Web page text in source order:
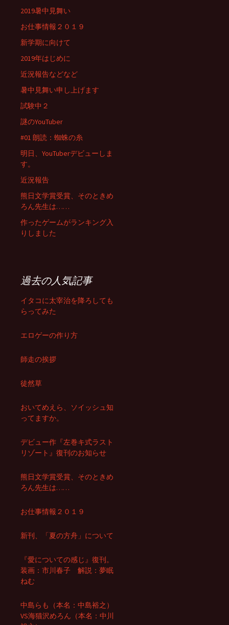
2019暑中見舞い
お仕事情報２０１９
新学期に向けて
2019年はじめに
近況報告などなど
暑中見舞い申し上げます
試験中２
謎のYouTuber
#01 朗読：蜘蛛の糸
明日、YouTuberデビューしま
す。
近況報告
熊日文学賞受賞、そのときめ
ろん先生は……
作ったゲームがランキング入
りしました
過去の人気記事
イタコに太宰治を降ろしても
らってみた
エロゲーの作り方
師走の挨拶
徒然草
おいてめえら、ソイッシュ知
ってますか。
デビュー作『左巻キ式ラスト
リゾート』復刊のお知らせ
熊日文学賞受賞、そのときめ
ろん先生は……
お仕事情報２０１９
新刊、「夏の方舟」について
『愛についての感じ』復刊。
装画：市川春子 解説：夢眠
ねむ
中島らも（本名：中島裕之）
VS海猫沢めろん（本名：中川